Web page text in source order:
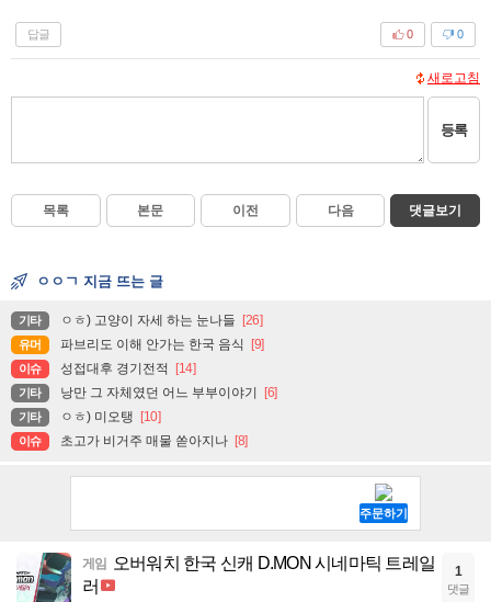
답글 0
0
새로고침
등록
목록 본문 이전 다음 댓글보기
ㅇㅇㄱ 지금 뜨는 글
기타 ㅇㅎ) 고양이 자세 하는 눈나들 [26]
유머 파브리도 이해 안가는 한국 음식 [9]
이슈 성접대후 경기전적 [14]
기타 낭만 그 자체였던 어느 부부이야기 [6]
기타 ㅇㅎ) 미오탱 [10]
이슈 초고가 비거주 매물 쏟아지나 [8]
게임 오버워치 한국 신캐 D.MON 시네마틱 트레일
러
1
댓글